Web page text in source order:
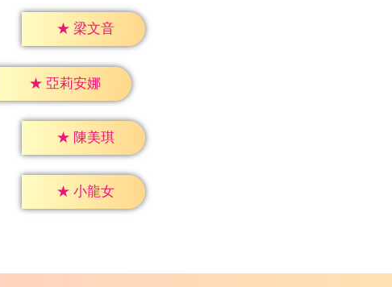
★ 梁文音
★ 亞莉安娜
★ 陳美琪
★ 小龍女